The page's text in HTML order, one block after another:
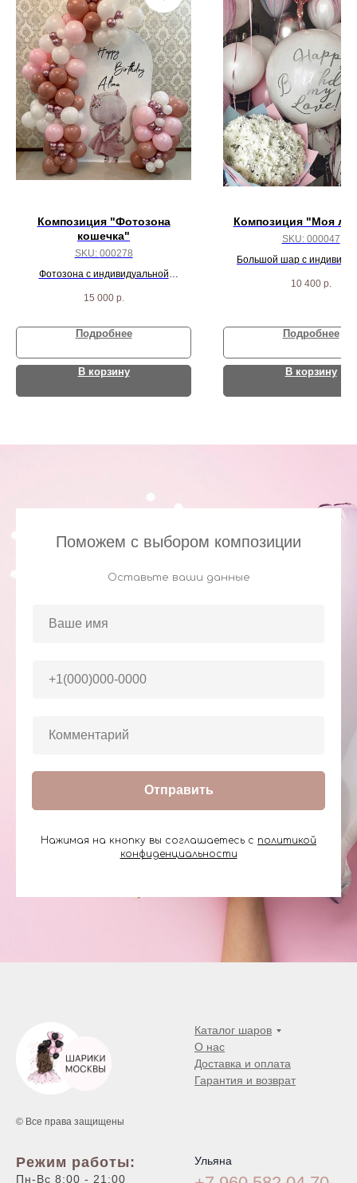
Композиция "Фотозона
кошечка"
SKU: 000278
Фотозона с индивидуальной
15 000 р.
Подробнее
В корзину
Композиция "Моя
SKU: 000047
Большой шар с
шаров и 3 агат шара
10 400 р.
Подробнее
В корзину
Поможем с выбором композиции
Оставьте ваши данные
Отправить
Нажимая на кнопку вы соглашаетесь с политикой
конфиденциальности
© Все права защищены
Каталог шаров
О нас
Доставка и оплата
Гарантия и возврат
Режим работы:
Пн-Вс 8:00 - 21:00
Ульяна